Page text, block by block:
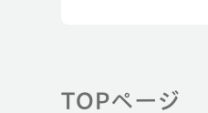
TOPページ